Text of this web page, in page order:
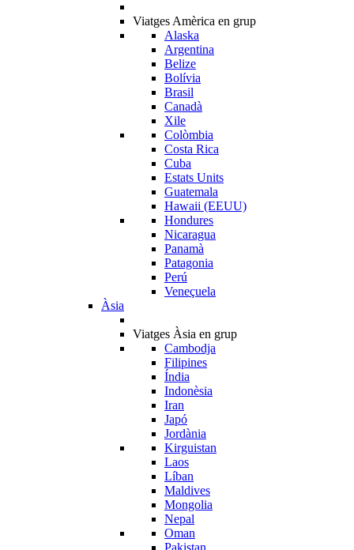
Viatges Amèrica en grup
Alaska
Argentina
Belize
Bolívia
Brasil
Canadà
Xile
Colòmbia
Costa Rica
Cuba
Estats Units
Guatemala
Hawaii (EEUU)
Hondures
Nicaragua
Panamà
Patagonia
Perú
Veneçuela
Àsia
Viatges Àsia en grup
Cambodja
Filipines
Índia
Indonèsia
Iran
Japó
Jordània
Kirguistan
Laos
Líban
Maldives
Mongolia
Nepal
Oman
Pakistan